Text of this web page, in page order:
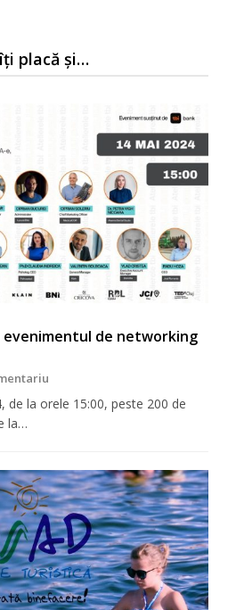
placă și…
evenimentul de networking
de la orele 15:00, peste 200 de
la…